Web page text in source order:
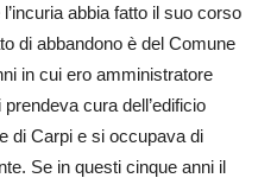
abbia fatto il suo corso
di abbandono è del Comune
in cui ero amministratore
cura dell’edificio
di Carpi e si occupava di
Se in questi cinque anni il